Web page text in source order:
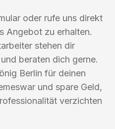
oder rufe uns direkt
Angebot zu erhalten.
stehen dir
beraten dich gerne.
Berlin für deinen
und spare Geld,
verzichten